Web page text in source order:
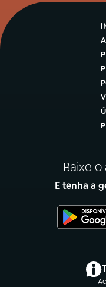
Baixe
E tenha a